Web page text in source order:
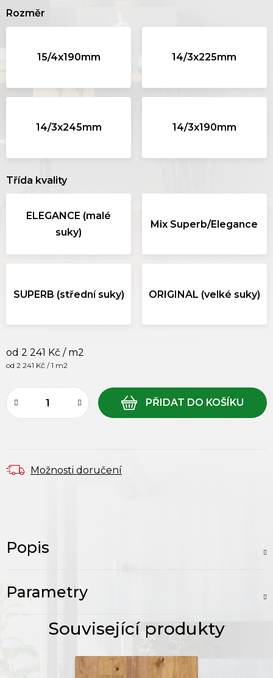
Rozměr
15/4x190mm 14/3x225mm
14/3x245mm 14/3x190mm
Třída kvality
ELEGANCE (malé
suky)
Mix Superb/Elegance
SUPERB (střední suky) ORIGINAL (velké suky)
od 2 241 Kč / m2
Měrná cena:
od 2 241 Kč / 1 m2
Možnosti doručení
Popis
Parametry